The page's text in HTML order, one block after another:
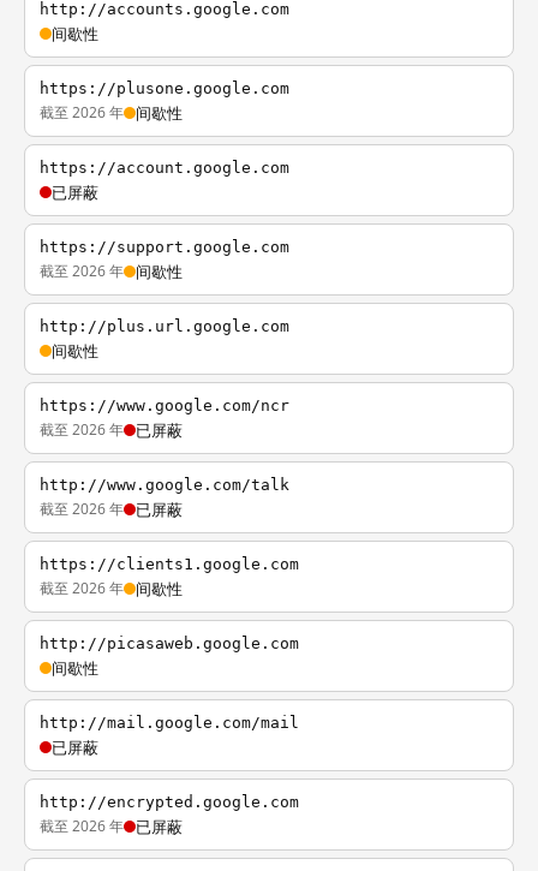
http://accounts.google.com
间歇性
https://plusone.google.com
截至 2026 年 间歇性
https://account.google.com
已屏蔽
https://support.google.com
截至 2026 年 间歇性
http://plus.url.google.com
间歇性
https://www.google.com/ncr
截至 2026 年 已屏蔽
http://www.google.com/talk
截至 2026 年 已屏蔽
https://clients1.google.com
截至 2026 年 间歇性
http://picasaweb.google.com
间歇性
http://mail.google.com/mail
已屏蔽
http://encrypted.google.com
截至 2026 年 已屏蔽